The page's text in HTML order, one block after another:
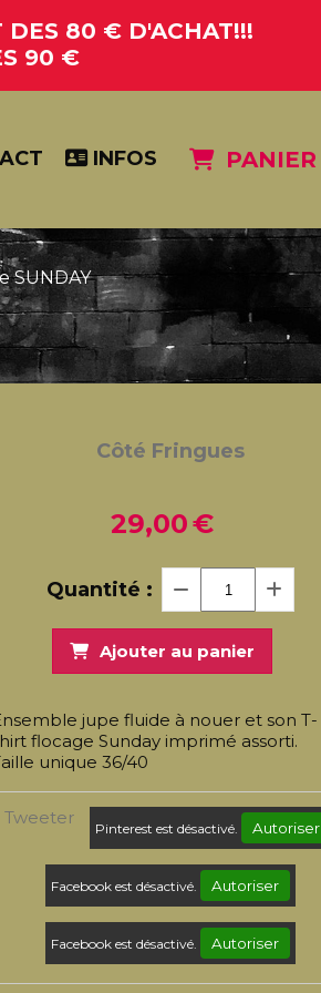
DES 80 € D'ACHAT!!!
90 €
INFOS PANIER
SUNDAY
Côté Fringues
29,00€
Quantité :
Ajouter au panier
jupe fluide à nouer et son T-
flocage Sunday imprimé assorti.
unique 36/40
Tweeter
Pinterest est désactivé. Autoriser
Facebook est désactivé. Autoriser
Facebook est désactivé. Autoriser